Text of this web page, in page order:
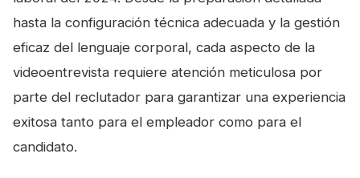
hasta la configuración técnica adecuada y la gestión
eficaz del lenguaje corporal, cada aspecto de la
videoentrevista requiere atención meticulosa por
parte del reclutador para garantizar una experiencia
exitosa tanto para el empleador como para el
candidato.